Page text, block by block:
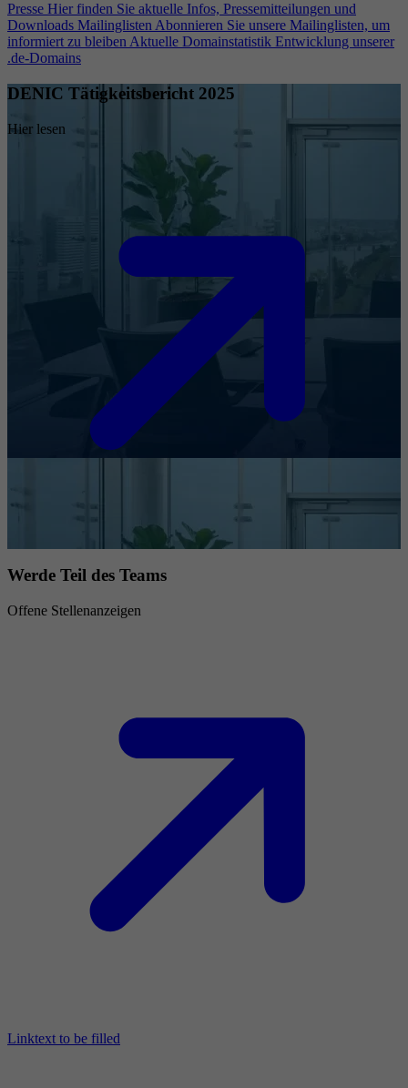
Presse Hier finden Sie aktuelle Infos, Pressemitteilungen und
Downloads Mailinglisten Abonnieren Sie unsere Mailinglisten, um
informiert zu bleiben Aktuelle Domainstatistik Entwicklung unserer
.de-Domains
DENIC Tätigkeitsbericht 2025
Hier lesen
Werde Teil des Teams
Offene Stellenanzeigen
Linktext to be filled